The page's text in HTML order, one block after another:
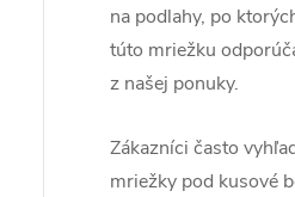
na podlahy, po
túto mriežku
z našej ponuky.
Zákazníci často
mriežky pod kusové